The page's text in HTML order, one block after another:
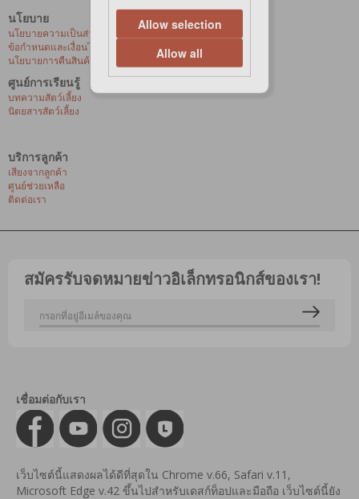
นโยบาย
นโยบายความเป็นส่วนตัว
ข้อกำหนดและเงื่อนไขการซื้อสินค้าออนไลน์
นโยบายการคืนสินค้าและการเปลี่ยนสินค้า
ศูนย์การเรียนรู้
บทความสัตว์เลี้ยง
นิตยสารสัตว์เลี้ยง
บริการลูกค้า
เสียงจากลูกค้า
ศูนย์ช่วยเหลือ
ติดต่อเรา
สมัครรับจดหมายข่าวอิเล็กทรอนิกส์ของเรา!
เชื่อมต่อกับเรา
เว็บไซต์นี้แสดงผลได้ดีที่สุดใน Chrome v.66, Safari v.11,
Microsoft Edge v.42 ขึ้นไปสำหรับเดสก์ท็อปและมือถือ เว็บไซต์นี้ยัง
Allow selection
Allow all